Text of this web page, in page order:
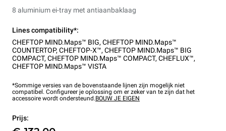
8 aluminium ei-tray met antiaanbaklaag
Lines compatibility*:
CHEFTOP MIND.Maps™ BIG, CHEFTOP MIND.Maps™
COUNTERTOP, CHEFTOP-X™, CHEFTOP MIND.Maps™ BIG
COMPACT, CHEFTOP MIND.Maps™ COMPACT, CHEFLUX™,
CHEFTOP MIND.Maps™ VISTA
*Sommige versies van de bovenstaande lijnen zijn mogelijk niet
compatibel. Configureer je oplossing om er zeker van te zijn dat het
accessoire wordt ondersteund.BOUW JE EIGEN
Prijs: